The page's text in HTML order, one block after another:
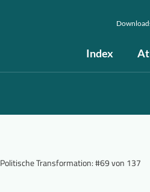
Index
Politische Transformation:#69 von 137